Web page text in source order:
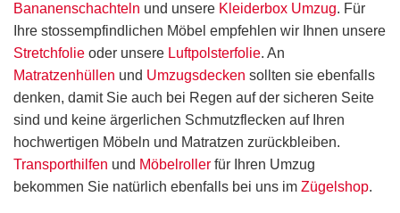
Bananenschachteln und unsere Kleiderbox Umzug. Für
Ihre stossempfindlichen Möbel empfehlen wir Ihnen unsere
Stretchfolie oder unsere Luftpolsterfolie. An
Matratzenhüllen und Umzugsdecken sollten sie ebenfalls
denken, damit Sie auch bei Regen auf der sicheren Seite
sind und keine ärgerlichen Schmutzflecken auf Ihren
hochwertigen Möbeln und Matratzen zurückbleiben.
Transporthilfen und Möbelroller für Ihren Umzug
bekommen Sie natürlich ebenfalls bei uns im Zügelshop.